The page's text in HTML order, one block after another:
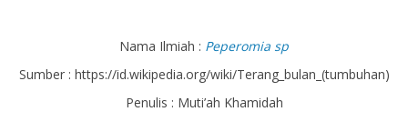
Nama Ilmiah : Peperomia sp
Sumber : https://id.wikipedia.org/wiki/Terang_bulan_(tumbuhan)
Penulis : Muti’ah Khamidah